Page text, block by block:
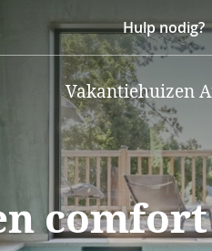
Hulp nodig?
Vakantiehuizen